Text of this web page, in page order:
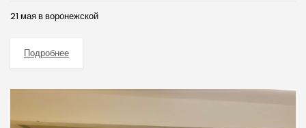
21 мая в воронежской
Подробнее